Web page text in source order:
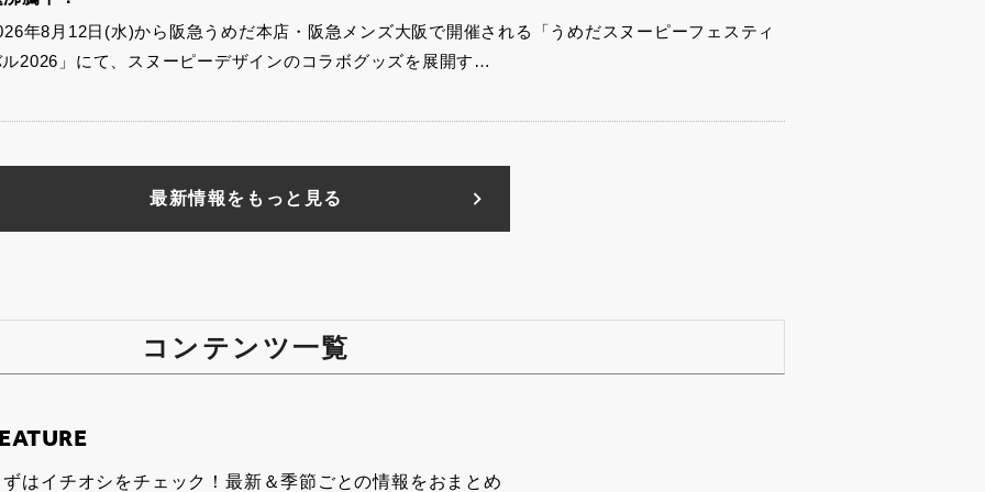
年8月12日(水)から阪急うめだ本店・阪急メンズ大阪で開催される「うめだスヌーピーフェスティ
2026」にて、スヌーピーデザインのコラボグッズを展開す…
最新情報をもっと見る
コンテンツ一覧
ずはイチオシをチェック！最新＆季節ごとの情報をおまとめ